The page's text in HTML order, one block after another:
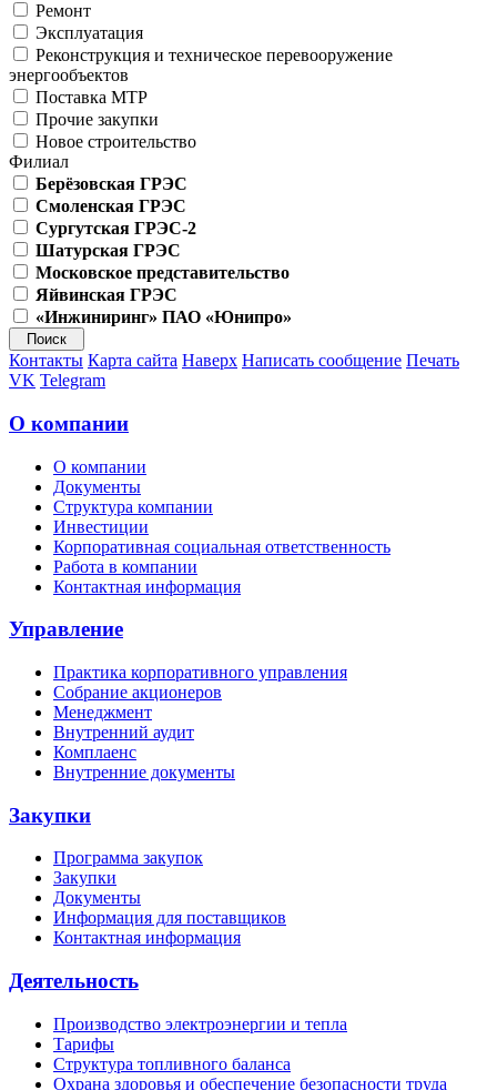
Ремонт
Эксплуатация
Реконструкция и техническое перевооружение
энергообъектов
Поставка МТР
Прочие закупки
Новое строительство
Филиал
Берёзовская ГРЭС
Смоленская ГРЭС
Сургутская ГРЭС-2
Шатурская ГРЭС
Московское представительство
Яйвинская ГРЭС
«Инжиниринг» ПАО «Юнипро»
Контакты Карта сайта Наверх Написать сообщение Печать
VK Telegram
О компании
О компании
Документы
Структура компании
Инвестиции
Корпоративная социальная ответственность
Работа в компании
Контактная информация
Управление
Практика корпоративного управления
Собрание акционеров
Менеджмент
Внутренний аудит
Комплаенс
Внутренние документы
Закупки
Программа закупок
Закупки
Документы
Информация для поставщиков
Контактная информация
Деятельность
Производство электроэнергии и тепла
Тарифы
Структура топливного баланса
Охрана здоровья и обеспечение безопасности труда